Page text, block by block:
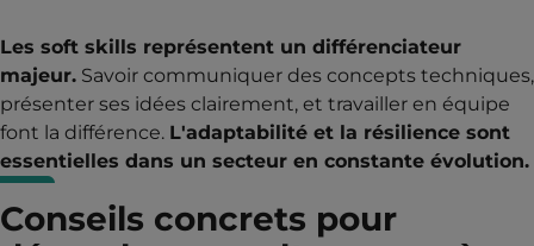
Les soft skills représentent un différenciateur
majeur. Savoir communiquer des concepts techniques,
présenter ses idées clairement, et travailler en équipe
font la différence. L'adaptabilité et la résilience sont
essentielles dans un secteur en constante évolution.
Conseils concrets pour